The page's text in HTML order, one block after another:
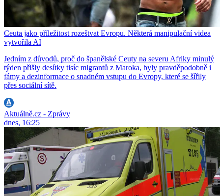
Ceuta jako příležitost rozeštvat Evropu. Některá manipulační videa
vytvořila AI
Jedním z důvodů, proč do španělské Ceuty na severu Afriky minulý
týden přišly desítky tisíc migrantů z Maroka, byly pravděpodobně i
fámy a dezinformace o snadném vstupu do Evropy, které se šířily
přes sociální sítě.
Aktuálně.cz - Zprávy
dnes, 16:25